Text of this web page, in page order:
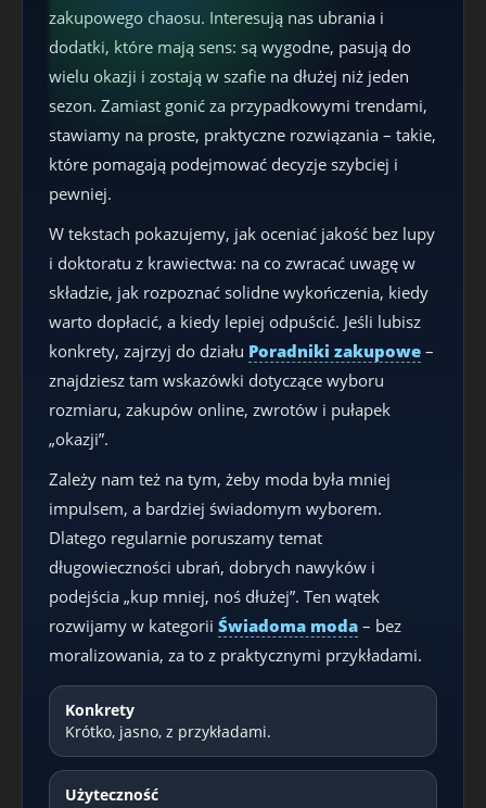
zakupowego chaosu. Interesują nas ubrania i
dodatki, które mają sens: są wygodne, pasują do
wielu okazji i zostają w szafie na dłużej niż jeden
sezon. Zamiast gonić za przypadkowymi trendami,
stawiamy na proste, praktyczne rozwiązania – takie,
które pomagają podejmować decyzje szybciej i
pewniej.
W tekstach pokazujemy, jak oceniać jakość bez lupy
i doktoratu z krawiectwa: na co zwracać uwagę w
składzie, jak rozpoznać solidne wykończenia, kiedy
warto dopłacić, a kiedy lepiej odpuścić. Jeśli lubisz
konkrety, zajrzyj do działu Poradniki zakupowe –
znajdziesz tam wskazówki dotyczące wyboru
rozmiaru, zakupów online, zwrotów i pułapek
„okazji”.
Zależy nam też na tym, żeby moda była mniej
impulsem, a bardziej świadomym wyborem.
Dlatego regularnie poruszamy temat
długowieczności ubrań, dobrych nawyków i
podejścia „kup mniej, noś dłużej”. Ten wątek
rozwijamy w kategorii Świadoma moda – bez
moralizowania, za to z praktycznymi przykładami.
Konkrety
Krótko, jasno, z przykładami.
Użyteczność